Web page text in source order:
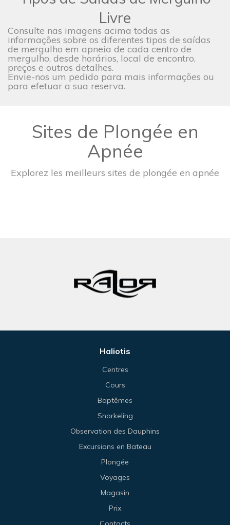
Livre
Consulte nas imagens acima todas as
informações sobre os diferentes tipos de saídas
de mergulho em apneia de cada centro de
mergulho, desde horários, local de encontro,
preços e outros detalhes.
Envie-nos um pedido para mais informações ou
para efetuar a sua reserva.
Sites de Plongée en
Apnée
Explorez les meilleurs sites de plongée en apnée
Haliotis
Centres
Cours
Baptêmes
Snorkeling
Observation des Dauphins
Excursions en Bateau
Plongée
Voyages
Magasin
Prix